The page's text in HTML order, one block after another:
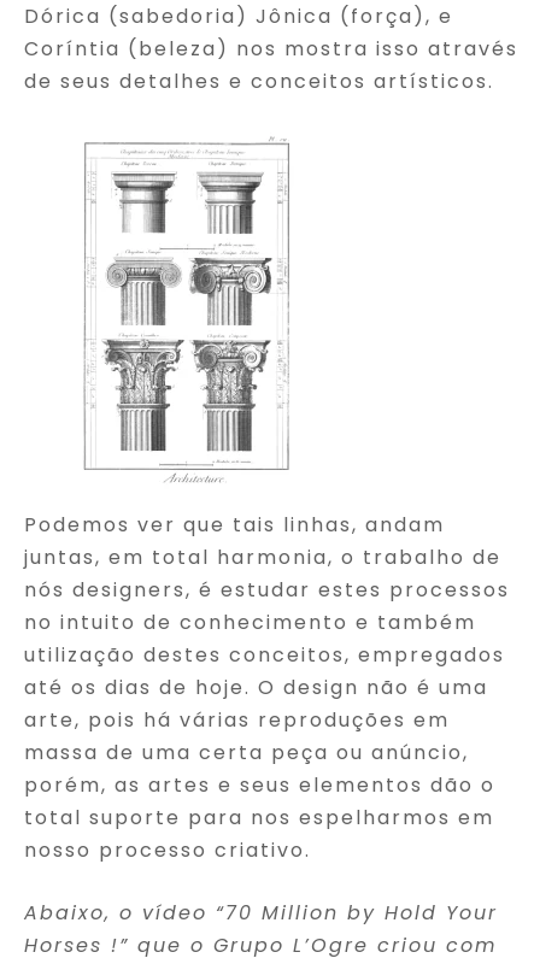
Dórica (sabedoria) Jônica (força), e
Coríntia (beleza) nos mostra isso através
de seus detalhes e conceitos artísticos.
Podemos ver que tais linhas, andam
juntas, em total harmonia, o trabalho de
nós designers, é estudar estes processos
no intuito de conhecimento e também
utilização destes conceitos, empregados
até os dias de hoje. O design não é uma
arte, pois há várias reproduções em
massa de uma certa peça ou anúncio,
porém, as artes e seus elementos dão o
total suporte para nos espelharmos em
nosso processo criativo.
Abaixo, o vídeo “70 Million by Hold Your
Horses !” que o Grupo L’Ogre criou com